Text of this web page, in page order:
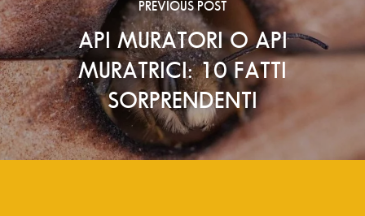
PREVIOUS POST
API MURATORI O API
MURATRICI: 10 FATTI
SORPRENDENTI